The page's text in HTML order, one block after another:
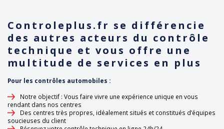
Controleplus.fr se différencie
des autres acteurs du contrôle
technique et vous offre une
multitude de services en plus
Pour les contrôles automobiles :
Notre objectif : Vous faire vivre une expérience unique en vous
rendant dans nos centres
Des centres très propres, idéalement situés et constitués d’équipes
soucieuses du client